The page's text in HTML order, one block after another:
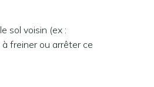
sol voisin (ex :
freiner ou arrêter ce